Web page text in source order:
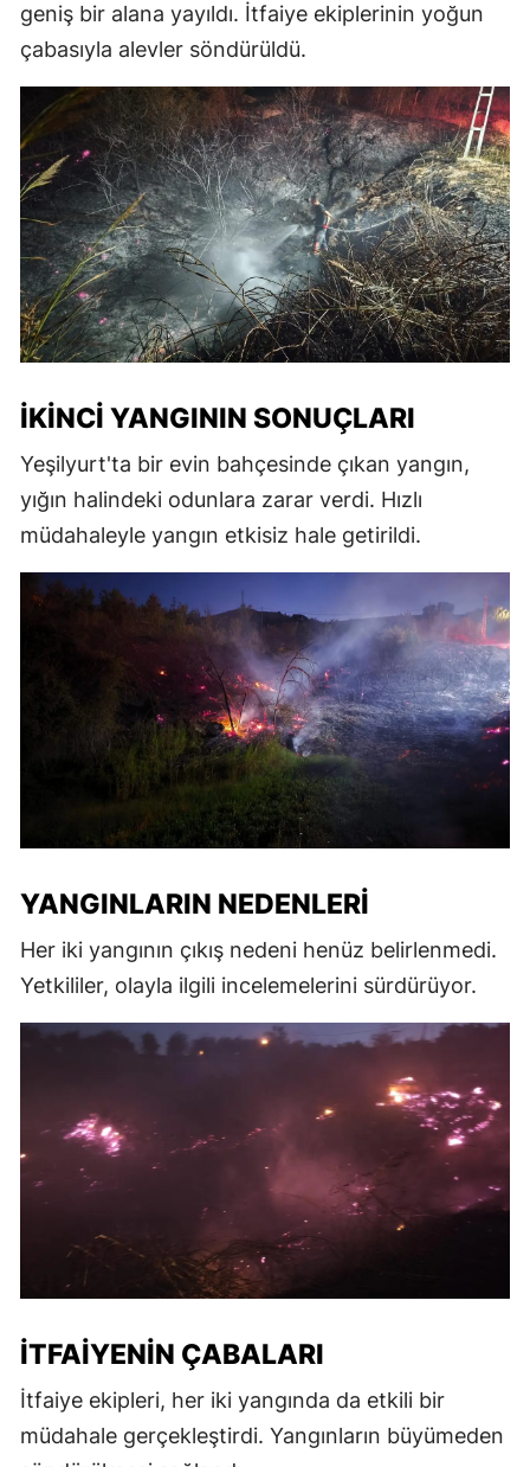
geniş bir alana yayıldı. İtfaiye ekiplerinin yoğun
çabasıyla alevler söndürüldü.
İKINCI YANGININ SONUÇLARI
Yeşilyurt'ta bir evin bahçesinde çıkan yangın,
yığın halindeki odunlara zarar verdi. Hızlı
müdahaleyle yangın etkisiz hale getirildi.
YANGINLARIN NEDENLERI
Her iki yangının çıkış nedeni henüz belirlenmedi.
Yetkililer, olayla ilgili incelemelerini sürdürüyor.
İTFAIYENIN ÇABALARI
İtfaiye ekipleri, her iki yangında da etkili bir
müdahale gerçekleştirdi. Yangınların büyümeden